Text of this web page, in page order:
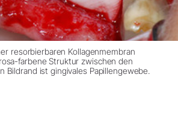
resorbierbaren Kollagenmembran
farbene Struktur zwischen den
Bildrand ist gingivales Papillengewebe.